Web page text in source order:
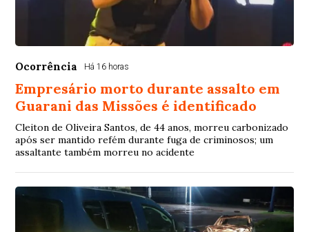
Ocorrência Há 16 horas
Empresário morto durante assalto em
Guarani das Missões é identificado
Cleiton de Oliveira Santos, de 44 anos, morreu carbonizado
após ser mantido refém durante fuga de criminosos; um
assaltante também morreu no acidente